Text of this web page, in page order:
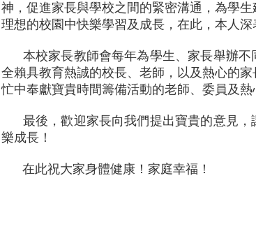
神，促進家長與學校之間的緊密溝通，為學
理想的校園中快樂學習及成長，在此，本人深
本校家長教師會每年為學生、家長舉辦
全賴具教育熱誠的校長、老師，以及熱心的
忙中奉獻寶貴時間籌備活動的老師、委員及
最後，歡迎家長向我們提出寶貴的意見
樂成長！
在此祝大家身體健康！家庭幸福！